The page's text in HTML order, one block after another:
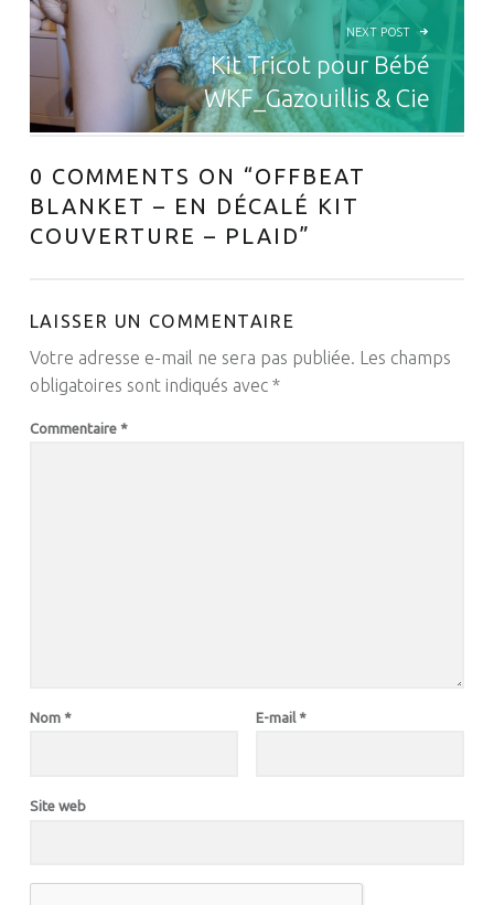
NEXT POST
Kit Tricot pour Bébé
WKF_Gazouillis & Cie
0 COMMENTS ON “OFFBEAT
BLANKET – EN DÉCALÉ KIT
COUVERTURE – PLAID”
LAISSER UN COMMENTAIRE
Votre adresse e-mail ne sera pas publiée.
Les champs
obligatoires sont indiqués avec *
Commentaire *
Nom * E-mail *
Site web